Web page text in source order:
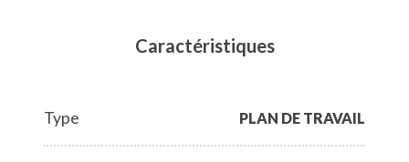
Caractéristiques
Type PLAN DE TRAVAIL